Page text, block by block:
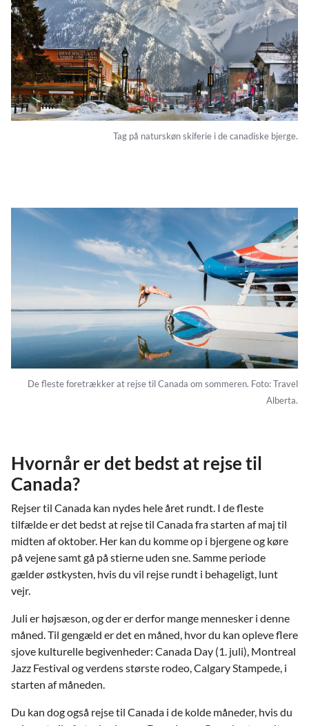
Tag på naturskøn skiferie i de canadiske bjerge.
De fleste foretrækker at rejse til Canada om sommeren. Foto: Travel
Alberta.
Hvornår er det bedst at rejse til
Canada?
Rejser til Canada kan nydes hele året rundt. I de fleste
tilfælde er det bedst at rejse til Canada fra starten af maj til
midten af oktober. Her kan du komme op i bjergene og køre
på vejene samt gå på stierne uden sne. Samme periode
gælder østkysten, hvis du vil rejse rundt i behageligt, lunt
vejr.
Juli er højsæson, og der er derfor mange mennesker i denne
måned. Til gengæld er det en måned, hvor du kan opleve flere
sjove kulturelle begivenheder: Canada Day (1. juli), Montreal
Jazz Festival og verdens største rodeo, Calgary Stampede, i
starten af måneden.
Du kan dog også rejse til Canada i de kolde måneder, hvis du